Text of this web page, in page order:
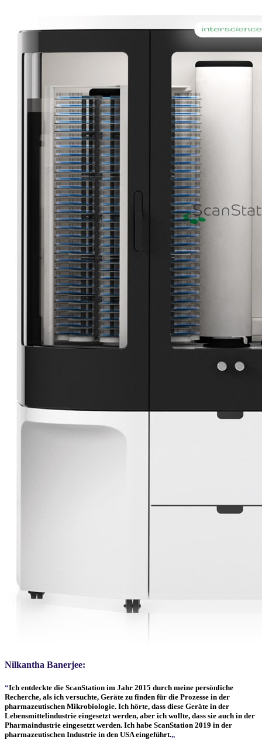
Nilkantha Banerjee:
“Ich entdeckte die ScanStation im Jahr 2015 durch meine persönliche
Recherche, als ich versuchte, Geräte zu finden für die Prozesse in der
pharmazeutischen Mikrobiologie. Ich hörte, dass diese Geräte in der
Lebensmittelindustrie eingesetzt werden, aber ich wollte, dass sie auch in der
Pharmaindustrie eingesetzt werden. Ich habe ScanStation 2019 in der
pharmazeutischen Industrie in den USA eingeführt.„